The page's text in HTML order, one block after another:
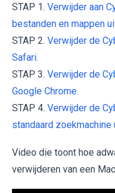
STAP 1. Verwijder aan
bestanden en mappen
STAP 2. Verwijder de
Safari.
STAP 3. Verwijder de
Google Chrome.
STAP 4. Verwijder de
standaard
Video die toont hoe
verwijderen van een